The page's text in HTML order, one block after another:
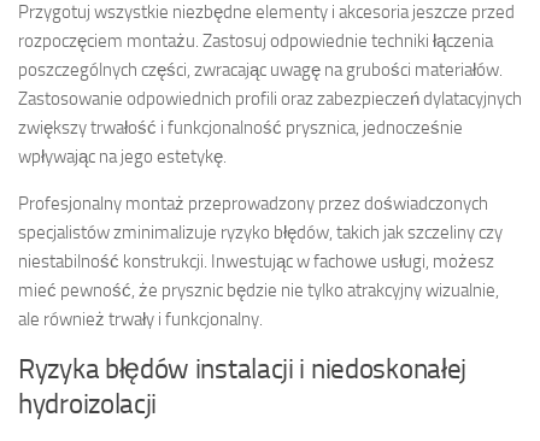
Przygotuj wszystkie niezbędne elementy i akcesoria jeszcze przed
rozpoczęciem montażu. Zastosuj odpowiednie techniki łączenia
poszczególnych części, zwracając uwagę na grubości materiałów.
Zastosowanie odpowiednich profili oraz zabezpieczeń dylatacyjnych
zwiększy trwałość i funkcjonalność prysznica, jednocześnie
wpływając na jego estetykę.
Profesjonalny montaż przeprowadzony przez doświadczonych
specjalistów zminimalizuje ryzyko błędów, takich jak szczeliny czy
niestabilność konstrukcji. Inwestując w fachowe usługi, możesz
mieć pewność, że prysznic będzie nie tylko atrakcyjny wizualnie,
ale również trwały i funkcjonalny.
Ryzyka błędów instalacji i niedoskonałej
hydroizolacji